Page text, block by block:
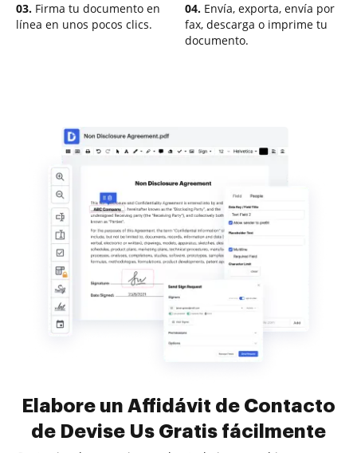
03. Firma tu documento en
línea en unos pocos clics.
04. Envía, exporta, envía por
fax, descarga o imprime tu
documento.
Elabore un Affidávit de Contacto
de Devise Us Gratis fácilmente